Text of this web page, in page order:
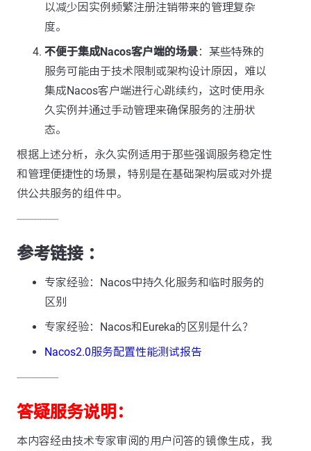
以减少因实例频繁注册注销带来的管理复杂
度。
不便于集成Nacos客户端的场景：某些特殊的
服务可能由于技术限制或架构设计原因，难以
集成Nacos客户端进行心跳续约，这时使用永
久实例并通过手动管理来确保服务的注册状
态。
根据上述分析，永久实例适用于那些强调服务稳定性
和管理便捷性的场景，特别是在基础架构层或对外提
供公共服务的组件中。
---------------
参考链接 ：
专家经验：Nacos中持久化服务和临时服务的
区别
专家经验：Nacos和Eureka的区别是什么？
Nacos2.0服务配置性能测试报告
---------------
答疑服务说明：
本内容经由技术专家审阅的用户问答的镜像生成，我